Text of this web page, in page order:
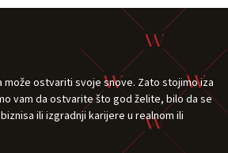
može ostvariti svoje snove. Zato stojimo iza
vam da ostvarite što god želite, bilo da se
ili izgradnji karijere u realnom ili